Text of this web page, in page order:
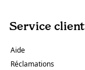
Service client
Aide
Réclamations